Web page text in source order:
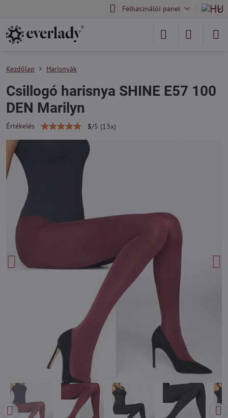
Felhasználói panel
Kezdőlap Harisnyák
Csillogó harisnya SHINE E57 100
DEN Marilyn
Értékelés 5/5 (13x)